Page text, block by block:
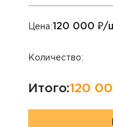
Цена:120 000 ₽/
Количество:
Итого:120